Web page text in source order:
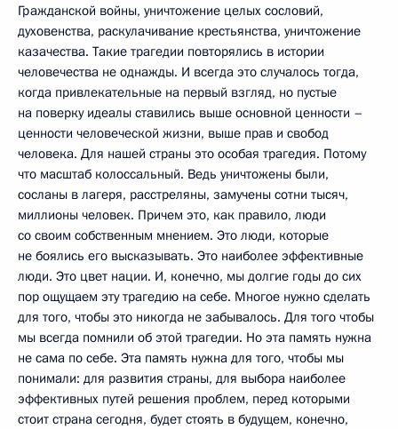
Гражданской войны, уничтожение целых сословий,
духовенства, раскулачивание крестьянства, уничтожение
казачества. Такие трагедии повторялись в истории
человечества не однажды. И всегда это случалось тогда,
когда привлекательные на первый взгляд, но пустые
на поверку идеалы ставились выше основной ценности –
ценности человеческой жизни, выше прав и свобод
человека. Для нашей страны это особая трагедия. Потому
что масштаб колоссальный. Ведь уничтожены были,
сосланы в лагеря, расстреляны, замучены сотни тысяч,
миллионы человек. Причем это, как правило, люди
со своим собственным мнением. Это люди, которые
не боялись его высказывать. Это наиболее эффективные
люди. Это цвет нации. И, конечно, мы долгие годы до сих
пор ощущаем эту трагедию на себе. Многое нужно сделать
для того, чтобы это никогда не забывалось. Для того чтобы
мы всегда помнили об этой трагедии. Но эта память нужна
не сама по себе. Эта память нужна для того, чтобы мы
понимали: для развития страны, для выбора наиболее
эффективных путей решения проблем, перед которыми
стоит страна сегодня, будет стоять в будущем, конечно,